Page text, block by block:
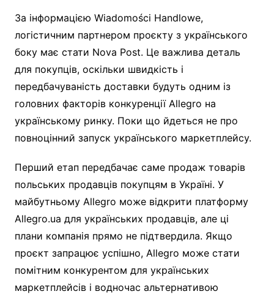
За інформацією Wiadomości Handlowe,
логістичним партнером проєкту з українського
боку має стати Nova Post. Це важлива деталь
для покупців, оскільки швидкість і
передбачуваність доставки будуть одним із
головних факторів конкуренції Allegro на
українському ринку. Поки що йдеться не про
повноцінний запуск українського маркетплейсу.
Перший етап передбачає саме продаж товарів
польських продавців покупцям в Україні. У
майбутньому Allegro може відкрити платформу
Allegro.ua для українських продавців, але ці
плани компанія прямо не підтвердила. Якщо
проєкт запрацює успішно, Allegro може стати
помітним конкурентом для українських
маркетплейсів і водночас альтернативою